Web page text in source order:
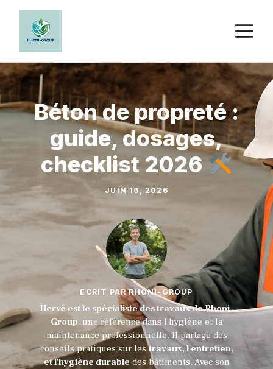
Aller
contenu
Béton de propreté :
guide, dosages,
checklist 2026
JUIN 16, 2026
ECRIT PAR RHONI-GROUP
Hervé est le spécialiste des travaux de Rhoni-
Group, une référence dans l'hygiène et la
maintenance professionnelle. Il partage des
conseils pratiques sur lestravaux, l'entretien,
et l'hygiène durable des bâtiments. Avec son